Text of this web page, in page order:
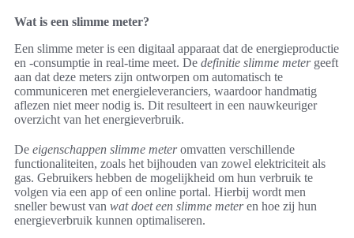
Wat is een slimme meter?
Een slimme meter is een digitaal apparaat dat de energieproductie
en -consumptie in real-time meet. De definitie slimme metergeeft
aan dat deze meters zijn ontworpen om automatisch te
communiceren met energieleveranciers, waardoor handmatig
aflezen niet meer nodig is. Dit resulteert in een nauwkeuriger
overzicht van het energieverbruik.
De eigenschappen slimme meteromvatten verschillende
functionaliteiten, zoals het bijhouden van zowel elektriciteit als
gas. Gebruikers hebben de mogelijkheid om hun verbruik te
volgen via een app of een online portal. Hierbij wordt men
sneller bewust van wat doet een slimme meteren hoe zij hun
energieverbruik kunnen optimaliseren.